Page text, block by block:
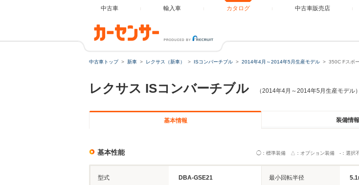
中古車 輸入車 カタログ 中古車販売店
中古車トップ 新車 レクサス（新車） ISコンバーチブル 2014年4月～2014年5月生産モデル 350C Fスポ
レクサス ISコンバーチブル （2014年4月～2014年5月生産モデ
基本情報 装備情報
基本性能 ◯：標準装備 △：オプション装備 -：選択不
型式 DBA-GSE21 最小回転半径